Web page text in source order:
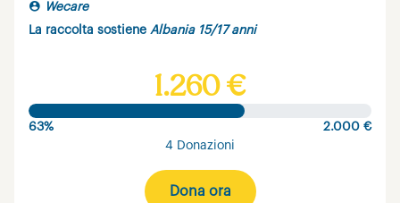
Wecare
La raccolta sostiene Albania 15/17 anni
1.260 €
63%
2.000 €
4 Donazioni
Dona ora